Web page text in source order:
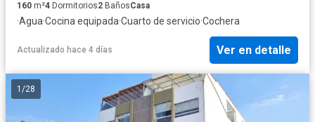
160 m²4 Dormitorios2 BañosCasa
·Agua·Cocina equipada·Cuarto de servicio·Cochera
Actualizado hace 4 días Ver en detalle
1 /28